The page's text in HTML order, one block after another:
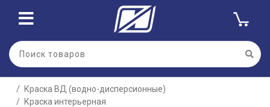
Краска ВД (водно-дисперсионные)
Краска интерьерная
Для клиентов всех банков
Разбейте